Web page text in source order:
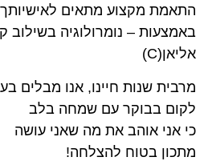
התאמת מקצוע מתאים לאישיותך
באמצעות – נומרולוגיה בשילוב
אליאן(C)
מרבית שנות חיינו, אנו מבלים
לקום בבוקר עם שמחה בלב
כי אני אוהב את מה שאני עושה
מתכון בטוח להצלחה!